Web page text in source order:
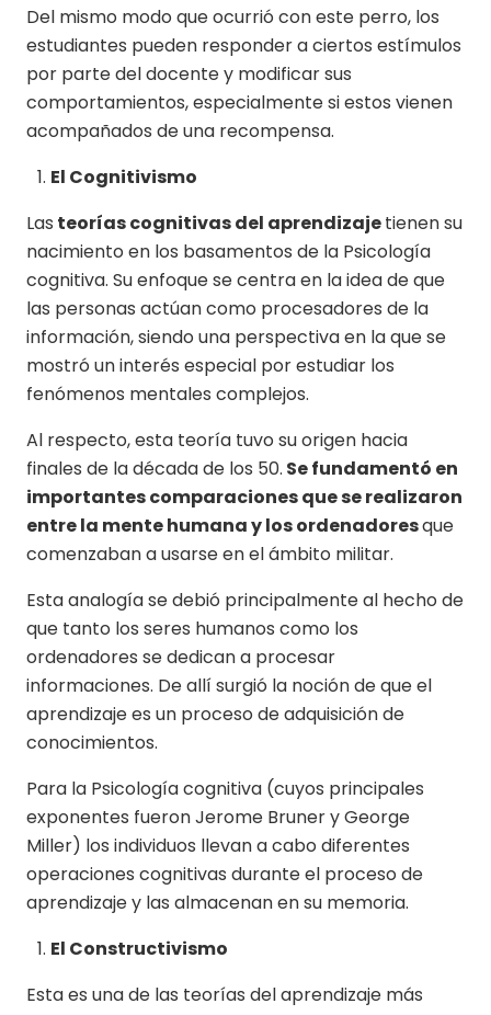
Del mismo modo que ocurrió con este perro, los
estudiantes pueden responder a ciertos estímulos
por parte del docente y modificar sus
comportamientos, especialmente si estos vienen
acompañados de una recompensa.
El Cognitivismo
Las teorías cognitivas del aprendizajetienen su
nacimiento en los basamentos de la Psicología
cognitiva. Su enfoque se centra en la idea de que
las personas actúan como procesadores de la
información, siendo una perspectiva en la que se
mostró un interés especial por estudiar los
fenómenos mentales complejos.
Al respecto, esta teoría tuvo su origen hacia
finales de la década de los 50. Se fundamentó en
importantes comparaciones que se realizaron
entre la mente humana y los ordenadoresque
comenzaban a usarse en el ámbito militar.
Esta analogía se debió principalmente al hecho de
que tanto los seres humanos como los
ordenadores se dedican a procesar
informaciones. De allí surgió la noción de que el
aprendizaje es un proceso de adquisición de
conocimientos.
Para la Psicología cognitiva (cuyos principales
exponentes fueron Jerome Bruner y George
Miller) los individuos llevan a cabo diferentes
operaciones cognitivas durante el proceso de
aprendizaje y las almacenan en su memoria.
El Constructivismo
Esta es una de las teorías del aprendizaje más